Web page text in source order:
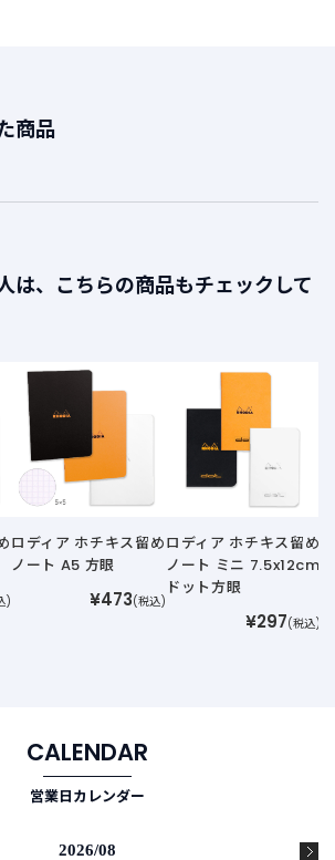
商品
は、こちらの商品もチェックして
)
ロディア ホチキス留め
ノート A5 方眼
¥473(税込)
ロディア ホチキス留め
ノート ミニ 7.5x12cm
ドット方眼
¥297(税込)
CALENDAR
営業日カレンダー
2026/08